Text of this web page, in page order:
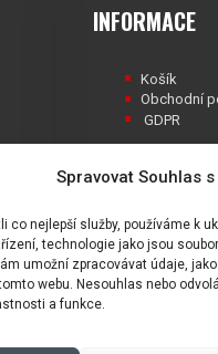
Spravovat Souhlas
co nejlepší služby, používáme k
technologie jako jsou
umožní zpracovávat údaje,
webu. Nesouhlas nebo
a funkce.
INFORMACE
Košík
Obchodní
GDPR